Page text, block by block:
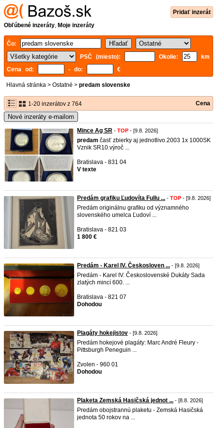
Pridať inzerát
Obľúbené inzeráty, Moje inzeráty
Čo:
PSČ (miesto):
Okolie:
km
Cena od:
- do: €
Hlavná stránka > Ostatné > predam slovenske
1-20 inzerátov z 764 Cena
Nové inzeráty e-mailom
Mince Ag SR - TOP - [9.8. 2026]
predam časť zbierky aj jednotlivo.2003 1x 1000SK
Vznik SR10.výroč ...
Bratislava - 831 04
V texte
Predám grafiku Ľudovíta Fullu ... - TOP - [9.8. 2026]
Predám originálnu grafiku od významného
slovenského umelca Ľudoví ...
Bratislava - 821 03
1 800 €
Predám - Karel IV. Českosloven ... - [9.8. 2026]
Predám - Karel IV. Československé Dukáty Sada
zlatých mincí 600. ...
Bratislava - 821 07
Dohodou
Plagáty hokejistov - [9.8. 2026]
Predám hokejové plagáty: Marc André Fleury -
Pittsburgh Peneguin ...
Zvolen - 960 01
Dohodou
Plaketa Zemská Hasičská jednot ... - [8.8. 2026]
Predám obojstrannú plaketu - Zemská Hasičská
jednota 50 rokov na ...